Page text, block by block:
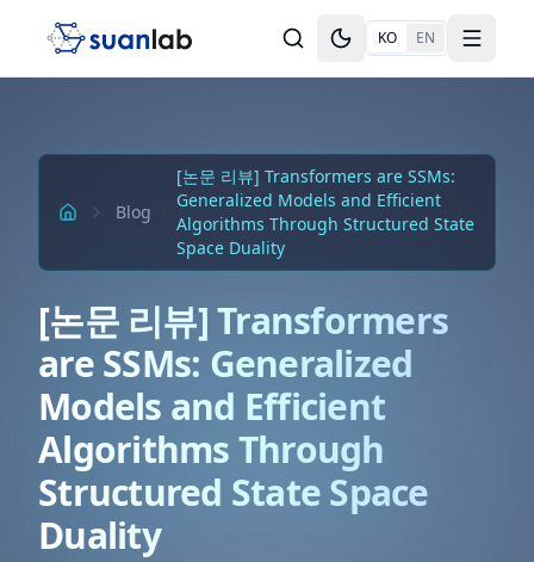
Toggle theme
KO EN Toggle
Blog
[논문 리뷰] Transformers are SSMs:
Generalized Models and Efficient
Algorithms Through Structured State
Space Duality
[논문 리뷰] Transformers
are SSMs: Generalized
Models and Efficient
Algorithms Through
Structured State Space
Duality